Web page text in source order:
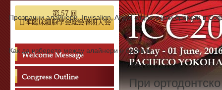
Прозрачни алайнери, Invisalign, Angel aligners или брекети в
Как да изберете между алайнери и брекети
При